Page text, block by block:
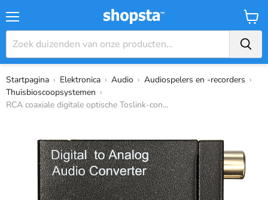
Startpagina › Elektronica › Audio › Audiospelers en -recorders ›
Thuisbioscoopsystemen ›
RCA coaxiale digitale optische Toslink-con...